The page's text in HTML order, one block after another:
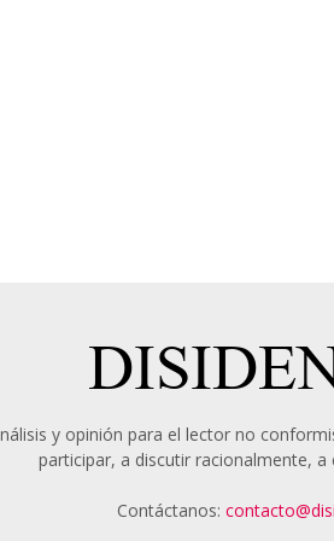
y opinión para el lector no
participar, a discutir racionalmente, a
Contáctanos: